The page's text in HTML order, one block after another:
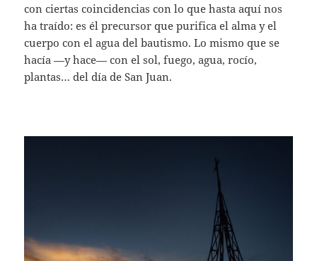
con ciertas coincidencias con lo que hasta aquí nos
ha traído: es él precursor que purifica el alma y el
cuerpo con el agua del bautismo. Lo mismo que se
hacía —y hace— con el sol, fuego, agua, rocío,
plantas… del día de San Juan.